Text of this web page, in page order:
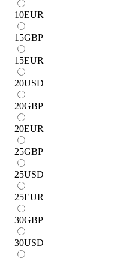
10EUR
15GBP
15EUR
20USD
20GBP
20EUR
25GBP
25USD
25EUR
30GBP
30USD